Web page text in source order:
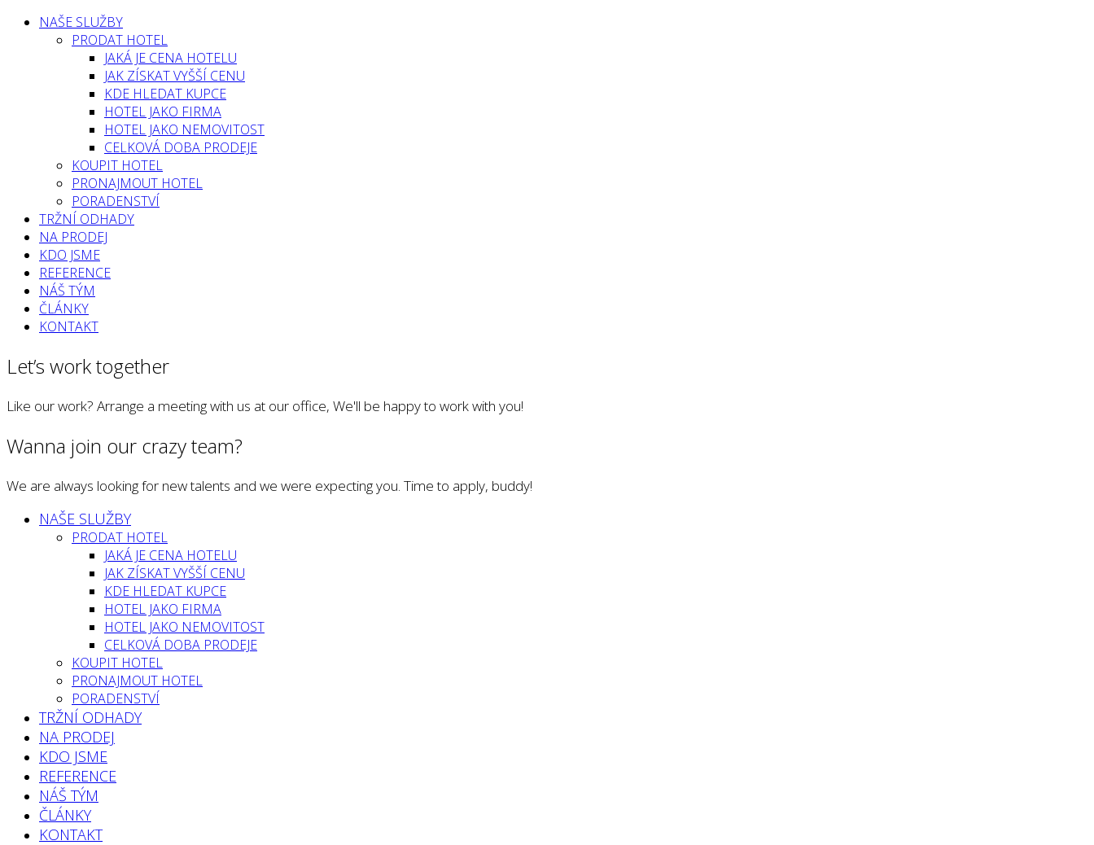
NAŠE SLUŽBY
PRODAT HOTEL
JAKÁ JE CENA HOTELU
JAK ZÍSKAT VYŠŠÍ CENU
KDE HLEDAT KUPCE
HOTEL JAKO FIRMA
HOTEL JAKO NEMOVITOST
CELKOVÁ DOBA PRODEJE
KOUPIT HOTEL
PRONAJMOUT HOTEL
PORADENSTVÍ
TRŽNÍ ODHADY
NA PRODEJ
KDO JSME
REFERENCE
NÁŠ TÝM
ČLÁNKY
KONTAKT
Let’s work together
Like our work? Arrange a meeting with us at our office, We'll be happy to work with you!
Wanna join our crazy team?
We are always looking for new talents and we were expecting you. Time to apply, buddy!
NAŠE SLUŽBY
PRODAT HOTEL
JAKÁ JE CENA HOTELU
JAK ZÍSKAT VYŠŠÍ CENU
KDE HLEDAT KUPCE
HOTEL JAKO FIRMA
HOTEL JAKO NEMOVITOST
CELKOVÁ DOBA PRODEJE
KOUPIT HOTEL
PRONAJMOUT HOTEL
PORADENSTVÍ
TRŽNÍ ODHADY
NA PRODEJ
KDO JSME
REFERENCE
NÁŠ TÝM
ČLÁNKY
KONTAKT